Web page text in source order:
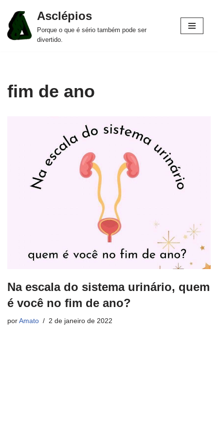
Pular
para
Asclépios
Porque o que é sério também pode ser
divertido.
fim de ano
Na escala do sistema urinário, quem
é você no fim de ano?
por Amato 2 de janeiro de 2022